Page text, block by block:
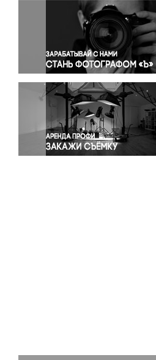
Окружающая среда
Политика
Правосудие
Происшествия и конфликты
Религия
Светская жизнь
Спорт
Экология
Экономика и бизнес